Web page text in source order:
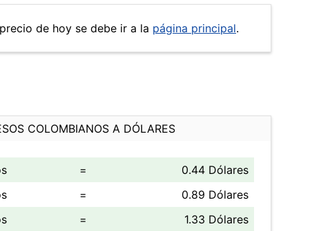
de hoy se debe ir a la página principal.
COLOMBIANOS A DÓLARES
=
0.44 Dólares
=
0.89 Dólares
=
1.33 Dólares